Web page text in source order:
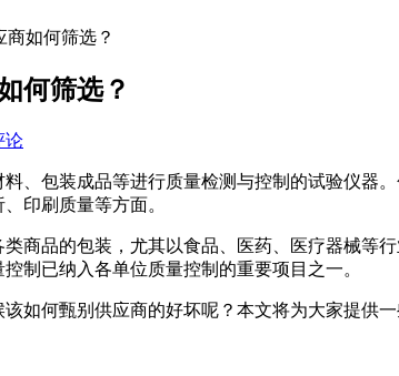
商如何筛选？
何筛选？
论
、包装成品等进行质量检测与控制的试验仪器
印刷质量等方面。
商品的包装，尤其以食品、医药、医疗器械等
制已纳入各单位质量控制的重要项目之一。
如何甄别供应商的好坏呢？本文将为大家提供